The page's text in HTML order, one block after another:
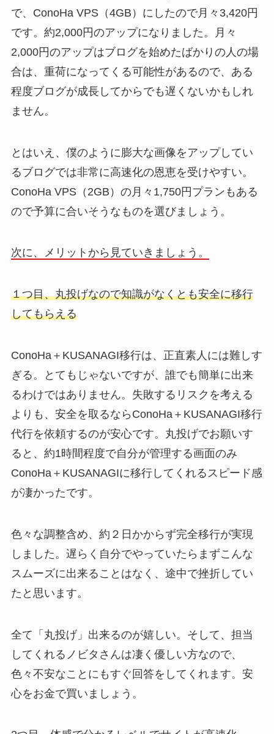
で、ConoHa VPS（4GB）にしたので月々3,420円
です。約2,000円のアップになりました。月々
2,000円のアップはブログを始めたばかりの人の場
合は、重荷になってくる可能性があるので、ある
程度ブログが成長してからでも遅くないかもしれ
ません。
とはいえ、僕のように膨大な画像をアップしてい
るブログでは非常に高速化の恩恵を受けやすい。
ConoHa VPS（2GB）の月々1,750円プランもある
ので予算に合いそうなものを選びましょう。
次に、メリットから見ていきましょう。
１つ目、丸投げなので知識がなくとも安全に移行
してもらえる
ConoHa＋KUSANAGI移行は、正直素人には難しす
ぎる。とてもじゃないですが、誰でも簡単に出来
るわけではありません。失敗するリスクを考える
よりも、安全を取るならConoHa＋KUSANAGI移行
代行を依頼するのが安心です。丸投げでお願いす
ると、約1時間程度で自分が管理する画面のみ
ConoHa＋KUSANAGIに移行してくれるスピード感
が凄かったです。
色々な調整含め、約２日かからず完全移行が実現
しました。遅らく自分でやっていたらまずこんな
スムーズに出来ることはなく、途中で挫折してい
たと思います。
全て「丸投げ」出来るのが嬉しい。そして、担当
してくれるノビタさんは凄く優しい方なので、
色々不安なことにもすぐ回答をしてくれます。安
心をお金で買いましょう。